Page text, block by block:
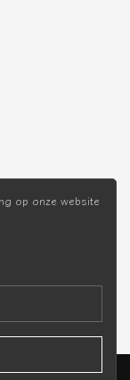
op onze website